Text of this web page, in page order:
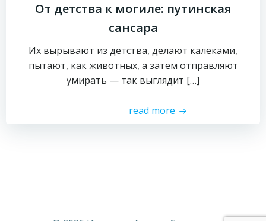
От детства к могиле: путинская
сансара
Их вырывают из детства, делают калеками,
пытают, как животных, а затем отправляют
умирать — так выглядит […]
read more